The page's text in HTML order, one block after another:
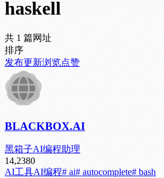
haskell
共 1 篇网址
排序
发布更新浏览点赞
BLACKBOX.AI
黑箱子AI编程助理
14,2380
AI工具AI编程# ai# autocomplete# bash